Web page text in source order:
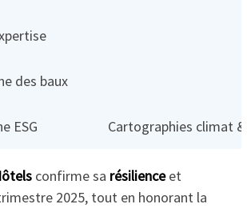
des baux
ESG Cartographies climat
confirme sa résilienceet
2025, tout en honorant la